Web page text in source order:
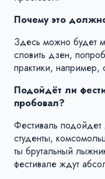
Почему это
Здесь можно будет
словить дзен,
практики, например,
Подойдёт ли
пробовал?
Фестиваль
студенты,
ты брутальный
фестивале ждут